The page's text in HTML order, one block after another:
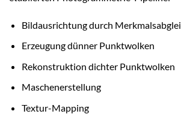
Bildausrichtung durch
Erzeugung dünner Punktwolken
Rekonstruktion dichter Punktwolken
Maschenerstellung
Textur-Mapping